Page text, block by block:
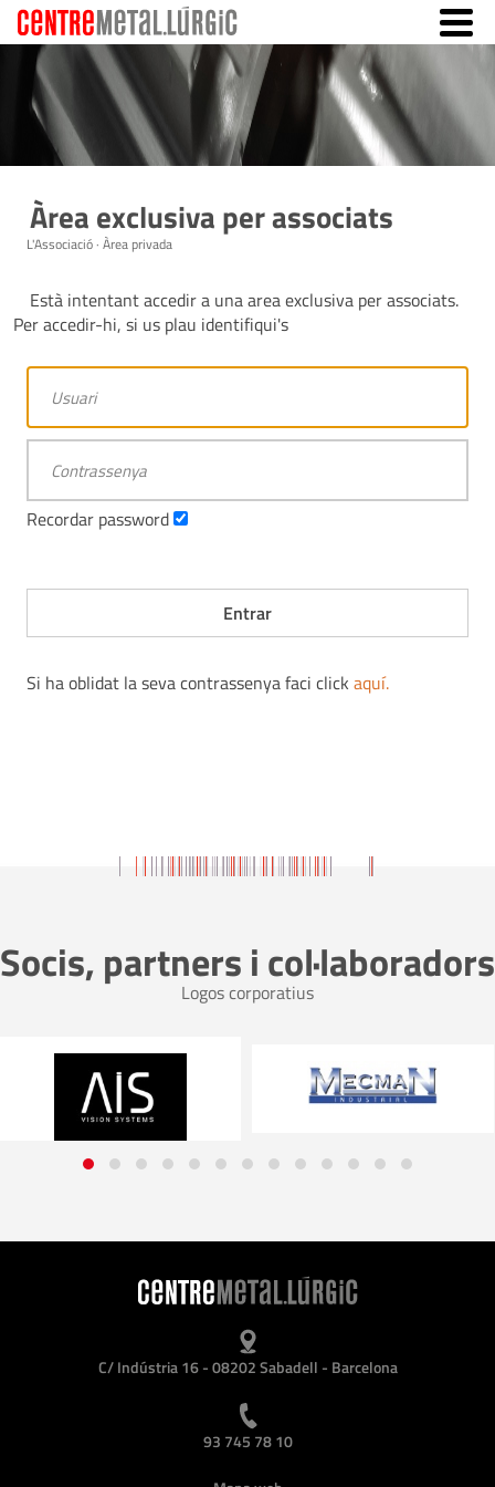
Àrea exclusiva per associats
L'Associació · Àrea privada
Està intentant accedir a una area exclusiva per associats.
Per accedir-hi, si us plau identifiqui's
Recordar password
Si ha oblidat la seva contrassenya faci click aquí.
Socis, partners i col·laboradors
Logos corporatius
C/ Indústria 16 - 08202 Sabadell - Barcelona
93 745 78 10